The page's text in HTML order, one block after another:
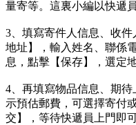
量寄等。這裏小編以快遞
3、填寫寄件人信息、收
地址】，輸入姓名、聯係
息，點擊【保存】，選定地
4、再填寫物品信息、期
示預估郵費，可選擇寄付
交】，等待快遞員上門即可